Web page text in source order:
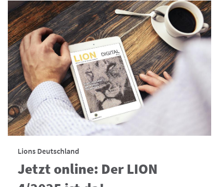
Lions Deutschland
Jetzt online: Der LION